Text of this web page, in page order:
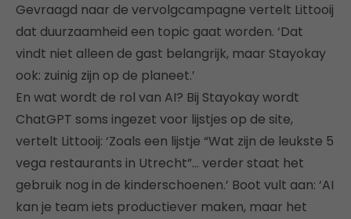
Gevraagd naar de vervolgcampagne vertelt Littooij
dat duurzaamheid een topic gaat worden. ‘Dat
vindt niet alleen de gast belangrijk, maar Stayokay
ook: zuinig zijn op de planeet.’
En wat wordt de rol van AI? Bij Stayokay wordt
ChatGPT soms ingezet voor lijstjes op de site,
vertelt Littooij: ‘Zoals een lijstje “Wat zijn de leukste 5
vega restaurants in Utrecht”… verder staat het
gebruik nog in de kinderschoenen.’ Boot vult aan: ‘AI
kan je team iets productiever maken, maar het